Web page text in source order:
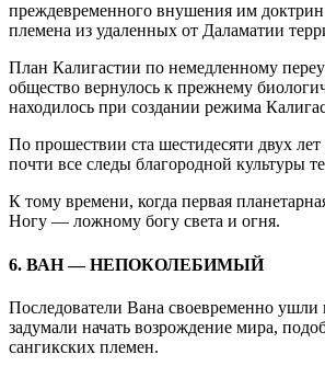
преждевременного внушения им
племена из удаленных от Даламатии
План Калигастии по немедленному
общество вернулось к прежнему
находилось при создании режима
По прошествии ста шестидесяти двух
почти все следы благородной культуры
К тому времени, когда первая
Ногу — ложному богу света и огня.
6. ВАН — НЕПОКОЛЕБИМЫЙ
Последователи Вана своевременно
задумали начать возрождение мира,
сангикских племен.